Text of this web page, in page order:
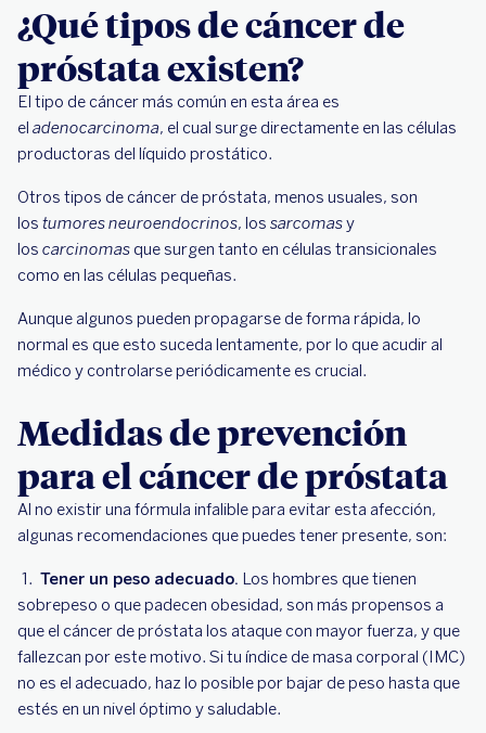
¿Qué tipos de cáncer de
próstata existen?
El tipo de cáncer más común en esta área es
el adenocarcinoma, el cual surge directamente en las células
productoras del líquido prostático.
Otros tipos de cáncer de próstata, menos usuales, son
los tumores neuroendocrinos, los sarcomasy
los carcinomas que surgen tanto en células transicionales
como en las células pequeñas.
Aunque algunos pueden propagarse de forma rápida, lo
normal es que esto suceda lentamente, por lo que acudir al
médico y controlarse periódicamente es crucial.
Medidas de prevención
para el cáncer de próstata
Al no existir una fórmula infalible para evitar esta afección,
algunas recomendaciones que puedes tener presente, son:
Tener un peso adecuado. Los hombres que tienen
sobrepeso o que padecen obesidad, son más propensos a
que el cáncer de próstata los ataque con mayor fuerza, y que
fallezcan por este motivo. Si tu índice de masa corporal (IMC)
no es el adecuado, haz lo posible por bajar de peso hasta que
estés en un nivel óptimo y saludable.